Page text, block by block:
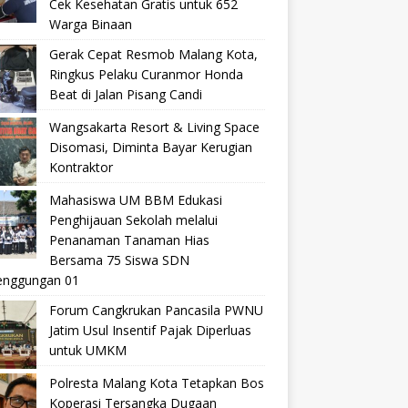
Cek Kesehatan Gratis untuk 652
Warga Binaan
Gerak Cepat Resmob Malang Kota,
Ringkus Pelaku Curanmor Honda
Beat di Jalan Pisang Candi
Wangsakarta Resort & Living Space
Disomasi, Diminta Bayar Kerugian
Kontraktor
Mahasiswa UM BBM Edukasi
Penghijauan Sekolah melalui
Penanaman Tanaman Hias
Bersama 75 Siswa SDN
01
Forum Cangkrukan Pancasila PWNU
Jatim Usul Insentif Pajak Diperluas
untuk UMKM
Polresta Malang Kota Tetapkan Bos
Koperasi Tersangka Dugaan